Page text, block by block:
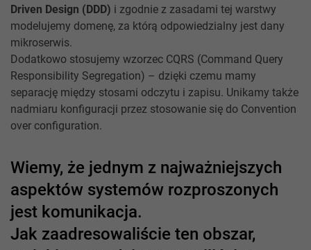
Driven Design (DDD) i zgodnie z zasadami tej warstwy
modelujemy domenę, za którą odpowiedzialny jest dany
mikroserwis.
Dodatkowo stosujemy wzorzec CQRS (Command Query
Responsibility Segregation) – dzięki czemu mamy
separację między stosami odczytu i zapisu. Unikamy także
nadmiaru konfiguracji przez stosowanie się do Convention
over configuration.
Wiemy, że jednym z najważniejszych
aspektów systemów rozproszonych
jest komunikacja.
Jak zaadresowaliście ten obszar,